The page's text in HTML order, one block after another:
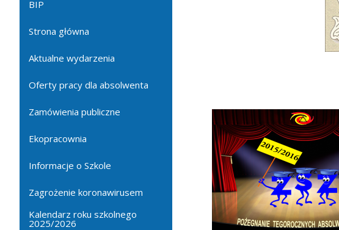
BIP
Strona główna
Aktualne wydarzenia
Oferty pracy dla absolwenta
Zamówienia publiczne
Ekopracownia
Informacje o Szkole
Zagrożenie koronawirusem
Kalendarz roku szkolnego
2025/2026